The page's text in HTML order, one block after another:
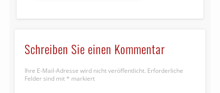
Schreiben Sie einen Kommentar
Ihre E-Mail-Adresse wird nicht veröffentlicht. Erforderliche
Felder sind mit * markiert